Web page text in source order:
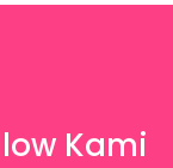
Kami